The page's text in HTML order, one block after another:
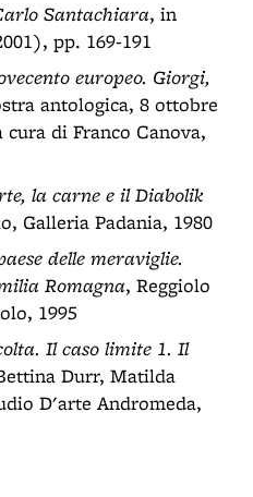
Santachiara, in
pp. 169-191
europeo. Giorgi,
antologica, 8 ottobre
cura di Franco Canova,
la carne e il Diabolik
Galleria Padania, 1980
delle meraviglie.
Romagna, Reggiolo
1995
Il caso limite 1. Il
Durr, Matilda
D'arte Andromeda,